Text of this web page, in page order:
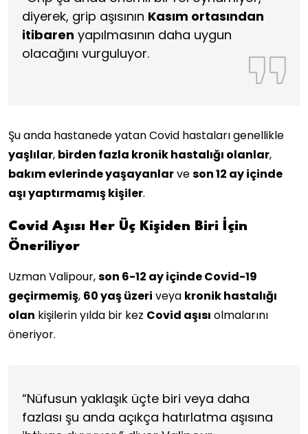
diyerek, grip aşısının Kasım ortasından
itibaren yapılmasının daha uygun
olacağını vurguluyor.
Şu anda hastanede yatan Covid hastaları genellikle
yaşlılar, birden fazla kronik hastalığı olanlar,
bakım evlerinde yaşayanlarveson 12 ay içinde
aşı yaptırmamış kişiler.
Covid Aşısı Her Üç Kişiden Biri İçin
Öneriliyor
Uzman Valipour,son 6-12 ay içinde Covid-19
geçirmemiş, 60 yaş üzeri veya kronik hastalığı
olan kişilerin yılda bir kez Covid aşısı olmalarını
öneriyor.
“Nüfusun yaklaşık üçte biri veya daha
fazlası şu anda açıkça hatırlatma aşısına